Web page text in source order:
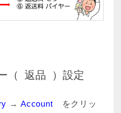
（ 返品 ）設定
→ Account をクリッ